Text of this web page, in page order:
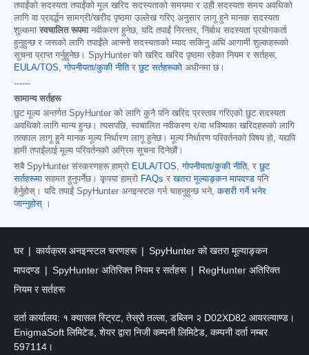
तपाईंको सदस्यता तपाईंको मूल खरिद सदस्यताको समयमा र उही सदस्यता समय अवधिको
लागि वा प्रवर्द्धन सामग्री/खरीद पृष्ठमा उल्लेख गरिए अनुसार लागू हुने मानक सदस्यता
शुल्कमा स्वचालित रूपमानवीकरण हुनेछ, यदि तपाईं निरन्तर, निर्बाध सदस्यता प्रयोगकर्ता
हुनुहुन्छ र जसको लागि तपाईंले आफ्नो सदस्यताको म्याद सकिनु अघि आगामी शुल्कहरूको
सूचना प्राप्त गर्नुहुनेछ। SpyHunter को खरिद खरिद पृष्ठमा रहेका नियम र सर्तहरू,
EULA/TOS,गोपनीयता/कुकी नीतिरछुट सर्तहरूको अधीनमा छ।
------
सामान्य सर्तहरू
छुट मूल्य अन्तर्गत SpyHunter को लागि कुनै पनि खरिद प्रस्ताव गरिएको छुट सदस्यता
अवधिको लागि मान्य हुन्छ। त्यसपछि, स्वचालित नवीकरण र/वा भविष्यका खरिदहरूको लागि
तत्काल लागू हुने मानक मूल्य निर्धारण लागू हुनेछ। मूल्य निर्धारण परिवर्तनको विषय हो, यद्यपि
हामी तपाईंलाई मूल्य परिवर्तनको अग्रिम सूचना दिनेछौं।
सबै SpyHunter संस्करणहरू हाम्रो EULA/TOS,गोपनीयता/कुकी नीति, रछुट
सर्तहरूमा सहमत हुनुपर्नेछ। कृपया हाम्रो FAQs रखतरा मूल्याङ्कन मापदण्ड पनि
हेर्नुहोस्। यदि तपाईं SpyHunter अनइन्स्टल गर्न चाहनुहुन्छ भने,कसरी गर्ने भनेर
जान्नुहोस् ।
घर कार्यक्रम अनइन्स्टल चरणहरू
SpyHunter को खतरा मूल्याङ्कन
मापदण्ड
SpyHunter अतिरिक्त नियम र सर्तहरू
RegHunter अतिरिक्त
नियम र सर्तहरू
दर्ता कार्यालय: १ क्यासल स्ट्रिट, तेस्रो तल्ला, डब्लिन २ D02XD82 आयरल्याण्ड।
EnigmaSoft लिमिटेड, शेयर द्वारा निजी कम्पनी लिमिटेड, कम्पनी दर्ता नम्बर
597114।